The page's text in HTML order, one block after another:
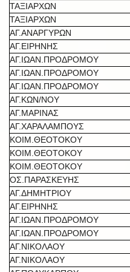
ΤΑΞΙΑΡΧΩΝ
ΤΑΞΙΑΡΧΩΝ
ΑΓ.ΑΝΑΡΓΥΡΩΝ
ΑΓ.ΕΙΡΗΝΗΣ
ΑΓ.ΙΩΑΝ.ΠΡΟΔΡΟΜΟΥ
ΑΓ.ΙΩΑΝ.ΠΡΟΔΡΟΜΟΥ
ΑΓ.ΙΩΑΝ.ΠΡΟΔΡΟΜΟΥ
ΑΓ.ΚΩΝ/ΝΟΥ
ΑΓ.ΜΑΡΙΝΑΣ
ΑΓ.ΧΑΡΑΛΑΜΠΟΥΣ
ΚΟΙΜ.ΘΕΟΤΟΚΟΥ
ΚΟΙΜ.ΘΕΟΤΟΚΟΥ
ΚΟΙΜ.ΘΕΟΤΟΚΟΥ
ΟΣ.ΠΑΡΑΣΚΕΥΗΣ
ΑΓ.ΔΗΜΗΤΡΙΟΥ
ΑΓ.ΕΙΡΗΝΗΣ
ΑΓ.ΙΩΑΝ.ΠΡΟΔΡΟΜΟΥ
ΑΓ.ΙΩΑΝ.ΠΡΟΔΡΟΜΟΥ
ΑΓ.ΝΙΚΟΛΑΟΥ
ΑΓ.ΝΙΚΟΛΑΟΥ